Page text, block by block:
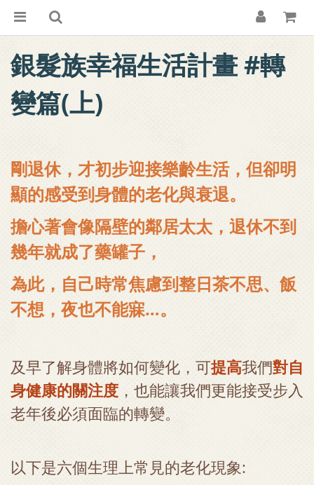
銀髮族幸福生活計畫#轉
變篇(上)
剛退休，才初步迎接樂齡生活，但卻明
顯的感受到身體的老化與衰退。
擔心著會像隔壁的鄰居太太，退休不到
幾年就成了藥罐子，
為此，自己時常焦慮到整日茶不思、飯
不想，夜也不能寐…。
及早了解身體將如何變化，可提高我們對自
身健康的關注度 ，也能讓我們更能接受步入
老年後必須面臨的轉變。
以下是六個生理上常見的老化現象: